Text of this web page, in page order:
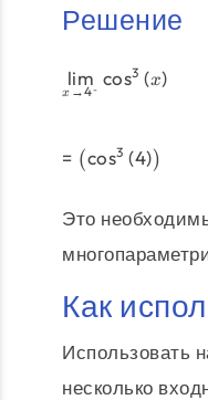
Решение
x →4-
lim cos3 (x)
= (cos3 (4))
Это
Как
Использовать
несколько